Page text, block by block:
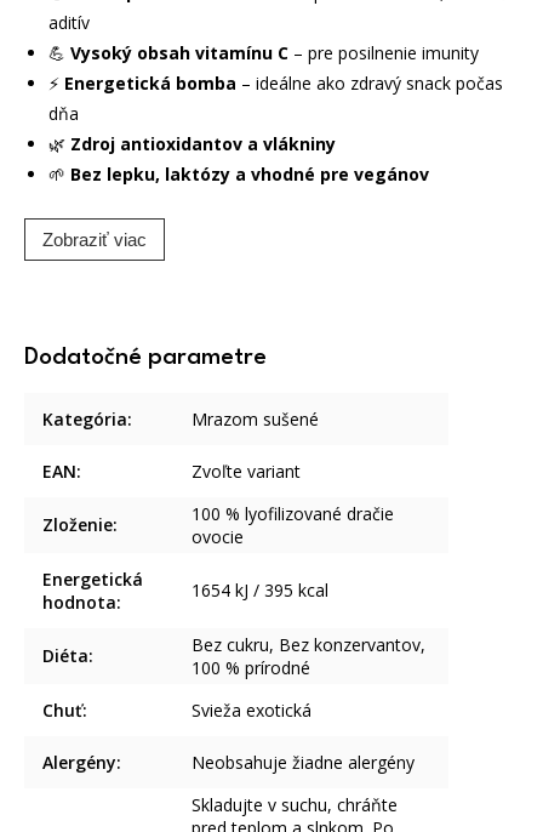
aditív
💪 Vysoký obsah vitamínu C – pre posilnenie imunity
⚡ Energetická bomba – ideálne ako zdravý snack počas
dňa
🌿 Zdroj antioxidantov a vlákniny
🌱 Bez lepku, laktózy a vhodné pre vegánov
Zobraziť viac
Dodatočné parametre
Kategória: Mrazom sušené
EAN: Zvoľte variant
Zloženie:
100 % lyofilizované dračie
ovocie
Energetická
hodnota:
1654 kJ / 395 kcal
Diéta:
Bez cukru, Bez konzervantov,
100 % prírodné
Chuť: Svieža exotická
Alergény:
Neobsahuje žiadne alergény
Skladujte v suchu, chráňte